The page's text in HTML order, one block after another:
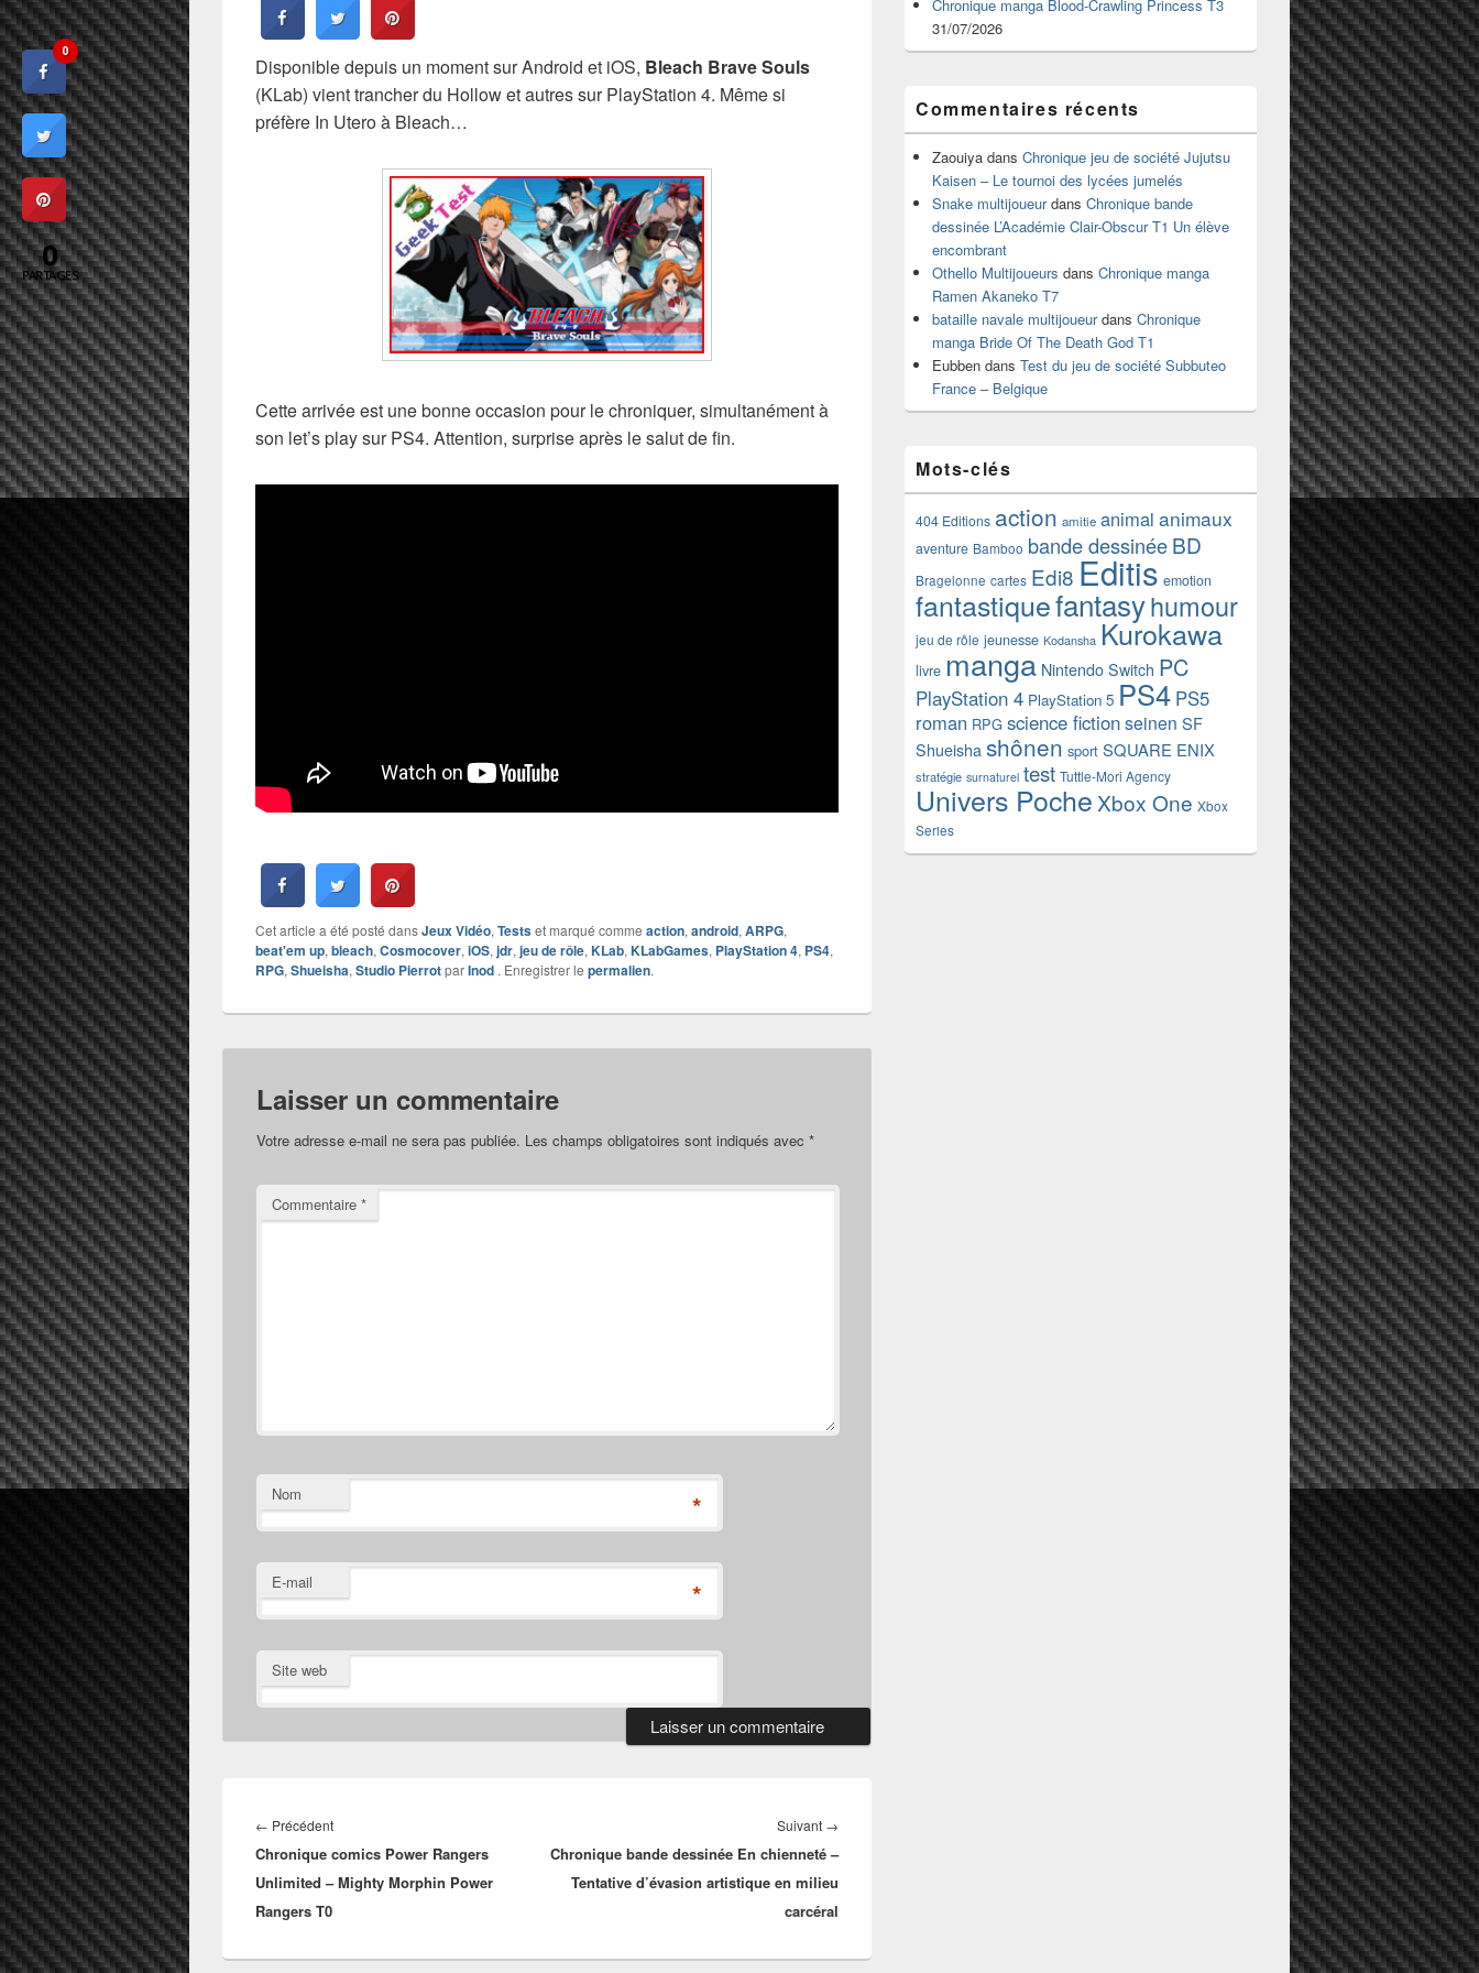
Disponible depuis un moment sur Android et iOS, Bleach Brave Souls
(KLab) vient trancher du Hollow et autres sur PlayStation 4. Même si
préfère In Utero à Bleach…
Cette arrivée est une bonne occasion pour le chroniquer, simultanément à
son let’s play sur PS4. Attention, surprise après le salut de fin.
Cet article a été posté dansJeux Vidéo, Testset marqué comme action, android, ARPG,
beat'em up, bleach, Cosmocover, iOS, jdr, jeu de rôle, KLab, KLabGames, PlayStation 4, PS4,
RPG, Shueisha, Studio PierrotparInod . Enregistrer le permalien.
Laisser un commentaire
Votre adresse e-mail ne sera pas publiée. Les champs obligatoires sont indiqués avec *
Commentaire *
Nom *
E-mail *
Site web
de
l’article
← PrécédentArticle
précédent :
Chronique comics Power Rangers
Unlimited – Mighty Morphin Power
Rangers T0
Suivant →
suivant :
Chronique bande dessinée En chienneté –
Tentative d’évasion artistique en milieu
carcéral
Chronique manga Blood-Crawling Princess T3
31/07/2026
Commentaires récents
Zaouiya dans Chronique jeu de société Jujutsu
Kaisen – Le tournoi des lycées jumelés
Snake multijoueurdans Chronique bande
dessinée L’Académie Clair-Obscur T1 Un élève
encombrant
Othello Multijoueurs dans Chronique manga
Ramen Akaneko T7
bataille navale multijoueurdans Chronique
manga Bride Of The Death God T1
Eubben dans Test du jeu de société Subbuteo
France – Belgique
Mots-clés
404 Editions action amitie animal animaux
aventure Bamboo bande dessinéeBD
Bragelonne cartes Edi8 Editis emotion
fantastiquefantasyhumour
jeu de rôle jeunesse Kodansha Kurokawa
livre manga Nintendo Switch PC
PlayStation 4 PlayStation 5 PS4 PS5
roman RPG science fictionseinen SF
Shueisha shônen sport SQUARE ENIX
stratégie surnaturel test Tuttle-Mori Agency
Univers Poche Xbox One Xbox
Series
0
0
PARTAGES